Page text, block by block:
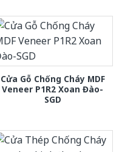
Cửa Gỗ Chống Cháy MDF
Veneer P1R2 Xoan Đào-
SGD